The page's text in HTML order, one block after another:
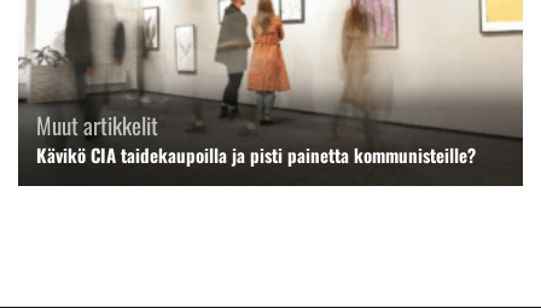
Muut artikkelit
Kävikö CIA taidekaupoilla ja pisti painetta kommunisteille?